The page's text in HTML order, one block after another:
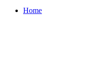
Home